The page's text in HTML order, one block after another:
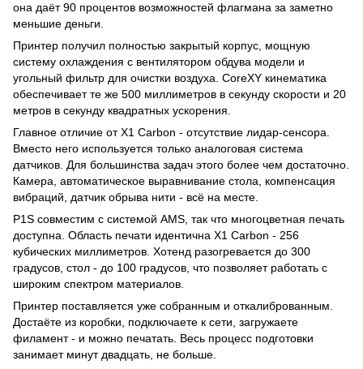
она даёт 90 процентов возможностей флагмана за заметно
меньшие деньги.
Принтер получил полностью закрытый корпус, мощную
систему охлаждения с вентилятором обдува модели и
угольный фильтр для очистки воздуха. CoreXY кинематика
обеспечивает те же 500 миллиметров в секунду скорости и 20
метров в секунду квадратных ускорения.
Главное отличие от X1 Carbon - отсутствие лидар-сенсора.
Вместо него используется только аналоговая система
датчиков. Для большинства задач этого более чем достаточно.
Камера, автоматическое выравнивание стола, компенсация
вибраций, датчик обрыва нити - всё на месте.
P1S совместим с системой AMS, так что многоцветная печать
доступна. Область печати идентична X1 Carbon - 256
кубических миллиметров. Хотенд разогревается до 300
градусов, стол - до 100 градусов, что позволяет работать с
широким спектром материалов.
Принтер поставляется уже собранным и откалиброванным.
Достаёте из коробки, подключаете к сети, загружаете
филамент - и можно печатать. Весь процесс подготовки
занимает минут двадцать, не больше.